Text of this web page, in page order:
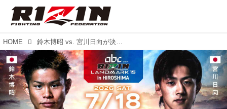
HOME 鈴木博昭 vs. 宮川日向が決定！／abc presents RIZIN LANDMARK 15 in HIROSHIMA追加対戦カード